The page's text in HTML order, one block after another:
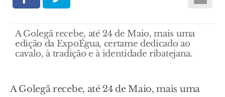
A Golegã recebe, até 24 de Maio, mais uma
edição da ExpoÉgua, certame dedicado ao
cavalo, à tradição e à identidade ribatejana.
A Golegã recebe, até 24 de Maio, mais uma